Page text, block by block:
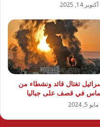
أكتوبر 14, 2025
تغتال قائد ونشطاء من
في قصف على جباليا
مايو 5, 2024